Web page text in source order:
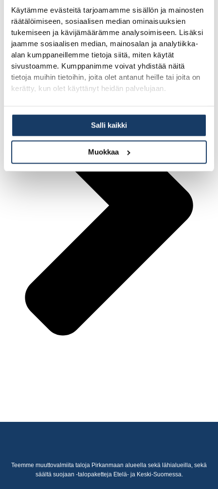
Käytämme evästeitä tarjoamamme sisällön ja mainosten
räätälöimiseen, sosiaalisen median ominaisuuksien
tukemiseen ja kävijämäärämme analysoimiseen. Lisäksi
jaamme sosiaalisen median, mainosalan ja analytiikka-
alan kumppaneillemme tietoja siitä, miten käytät
sivustoamme. Kumppanimme voivat yhdistää näitä
tietoja muihin tietoihin, joita olet antanut heille tai joita on
kerätty, kun olet käyttänyt heidän palvelujaan.
Salli kaikki
Muokkaa
Teemme muuttovalmiita taloja Pirkanmaan alueella sekä lähialueilla, sekä
säältä suojaan -talopaketteja Etelä- ja Keski-Suomessa.